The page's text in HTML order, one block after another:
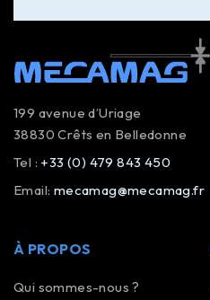
199 avenue d’Uriage
38830 Crêts en Belledonne
Tel : +33 (0) 479 843 450
Email: mecamag@mecamag.fr
À PROPOS
Qui sommes-nous ?